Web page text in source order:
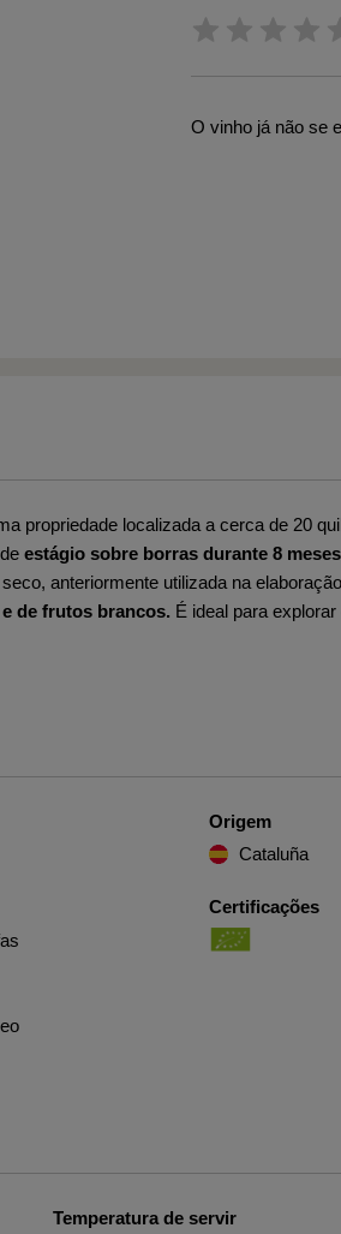
O vinho já não se
propriedade localizada a cerca de 20
estágio sobre borras durante 8 meses
anteriormente utilizada na
de frutos brancos. É ideal para explorar
Origem
Cataluña
Certificações
Temperatura de servir